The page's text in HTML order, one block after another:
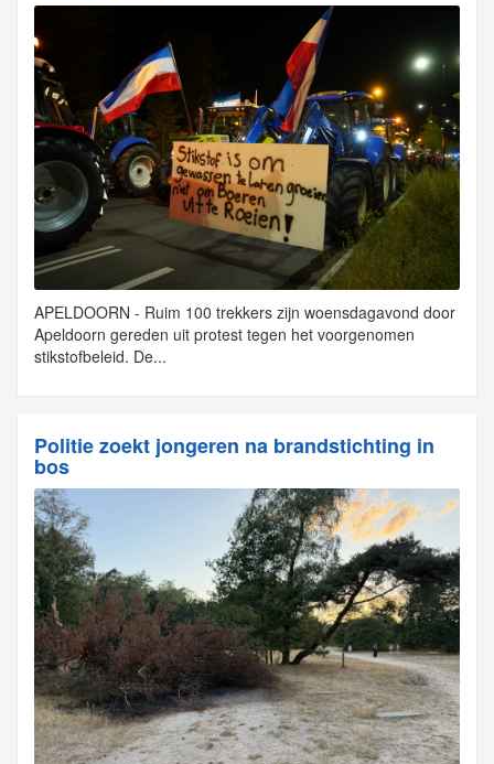
APELDOORN - Ruim 100 trekkers zijn woensdagavond door
Apeldoorn gereden uit protest tegen het voorgenomen
stikstofbeleid. De...
Politie zoekt jongeren na brandstichting in
bos